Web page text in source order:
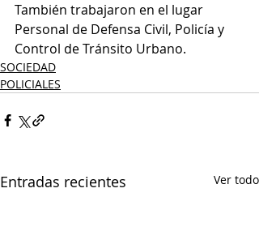
También trabajaron en el lugar
Personal de Defensa Civil, Policía y
Control de Tránsito Urbano.
SOCIEDAD
POLICIALES
Entradas recientes Ver todo